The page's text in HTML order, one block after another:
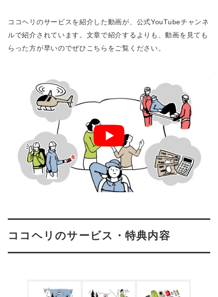
ココヘリのサービスを紹介した動画が、公式YouTubeチャンネ
ルで紹介されています。文章で紹介するよりも、動画を見ても
らった方が早いのでぜひこちらをご覧ください。
ココヘリのサービス・特典内容